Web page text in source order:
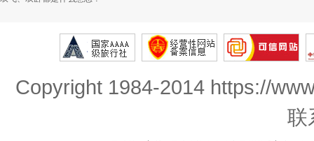
Copyright 1984-2014 https://
联